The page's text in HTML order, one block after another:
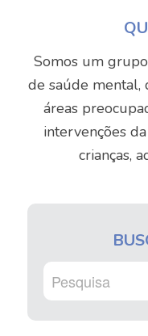
Somos um
de saúde mental,
áreas
intervenções
crianças,